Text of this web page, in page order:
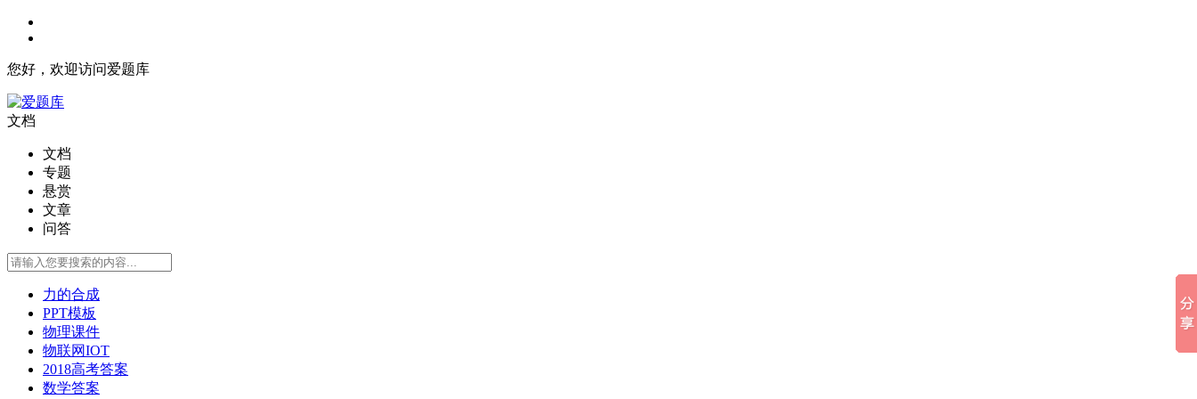
您好，欢迎访问爱题库
文档
文档
专题
悬赏
文章
问答
力的合成
PPT模板
物理课件
物联网IOT
2018高考答案
数学答案